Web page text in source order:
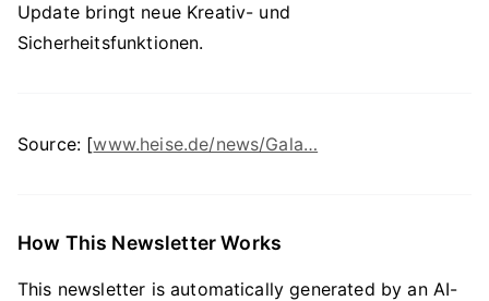
Update bringt neue Kreativ- und
Sicherheitsfunktionen.
Source: [www.heise.de/news/Gala…
How This Newsletter Works
This newsletter is automatically generated by an AI-